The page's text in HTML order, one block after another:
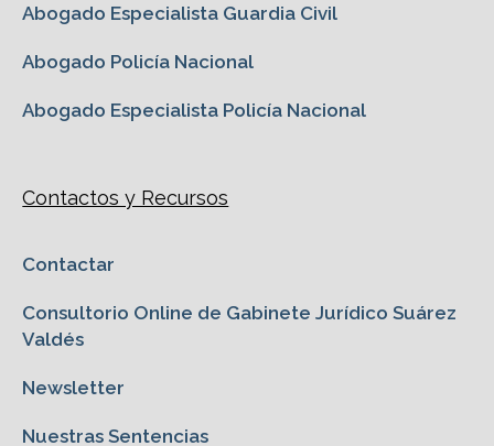
Abogado Especialista Guardia Civil
Abogado Policía Nacional
Abogado Especialista Policía Nacional
Contactos y Recursos
Contactar
Consultorio Online de Gabinete Jurídico Suárez
Valdés
Newsletter
Nuestras Sentencias